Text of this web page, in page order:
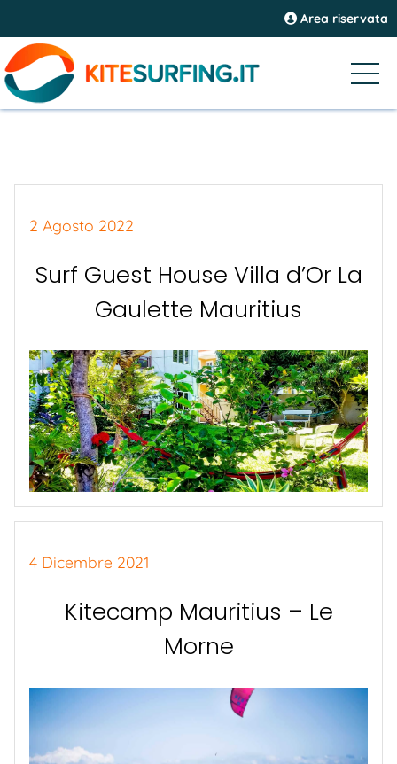
Area riservata
2 Agosto 2022
Surf Guest House Villa d’Or La
Gaulette Mauritius
4 Dicembre 2021
Kitecamp Mauritius – Le
Morne